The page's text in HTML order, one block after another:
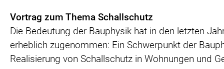
Vortrag zum Thema Schallschutz
Die Bedeutung der Bauphysik hat in den letzten
erheblich zugenommen: Ein Schwerpunkt der
Realisierung von Schallschutz in Wohnungen und